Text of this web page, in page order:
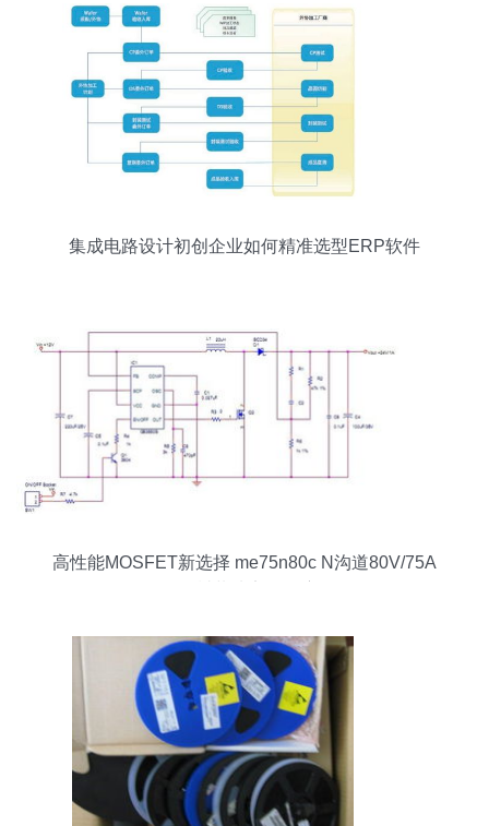
集成电路设计初创企业如何精准选型ERP软件
高性能MOSFET新选择 me75n80c N沟道80V/75A